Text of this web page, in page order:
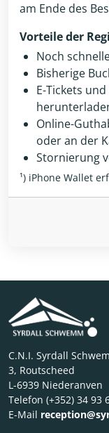
am Ende des
Vorteile der
Noch
Bisherige
E-Tickets
Online-
oder an der
Stornierung
¹) iPhone Wallet
C.N.I. Syrdall
3, Routscheed
L-6939 Niederanven
Telefon (+352) 34 93
E-Mail